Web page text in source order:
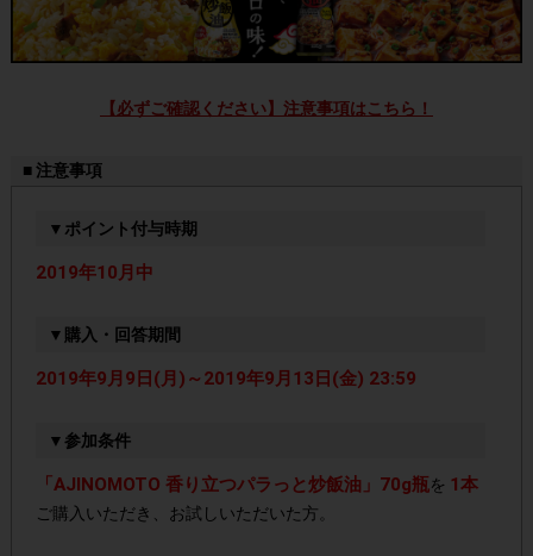
【必ずご確認ください】注意事項はこちら！
■ 注意事項
▼ポイント付与時期
2019年10月中
▼購入・回答期間
2019年9月9日(月)～2019年9月13日(金) 23:59
▼参加条件
「AJINOMOTO 香り立つパラっと炒飯油」70g瓶を 1本
ご購入いただき、お試しいただいた方。